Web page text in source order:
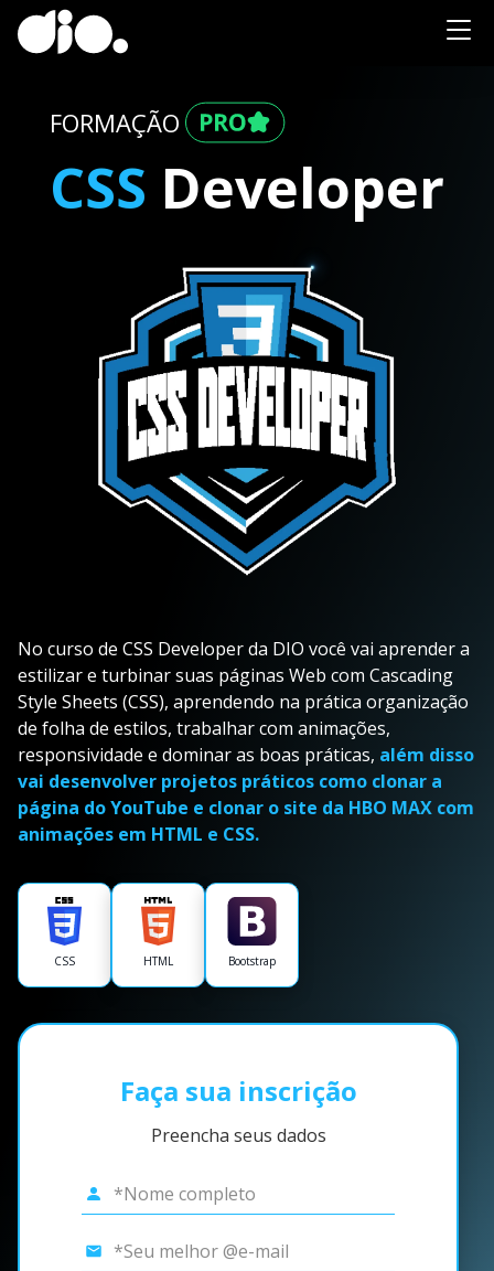
FORMAÇÃO
CSS Developer
No curso de CSS Developer da DIO você vai aprender a
estilizar e turbinar suas páginas Web com Cascading
Style Sheets (CSS), aprendendo na prática organização
de folha de estilos, trabalhar com animações,
responsividade e dominar as boas práticas, além disso
vai desenvolver projetos práticos como clonar a
página do YouTube e clonar o site da HBO MAX com
animações em HTML e CSS.
CSS HTML Bootstrap
Faça sua inscrição
Preencha seus dados